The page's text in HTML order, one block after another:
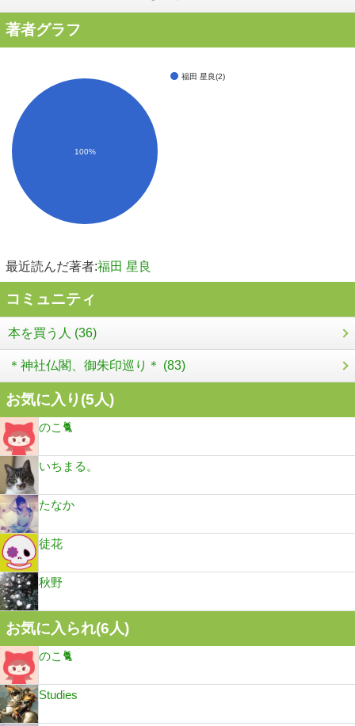
著者グラフ
福田 星良(2)
100%
最近読んだ著者:福田 星良
コミュニティ
本を買う人 (36)
＊神社仏閣、御朱印巡り＊ (83)
お気に入り(5人)
のこ🐈
いちまる。
たなか
徒花
秋野
お気に入られ(6人)
のこ🐈
Studies